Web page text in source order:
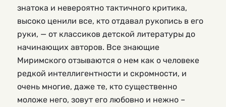
знатока и невероятно тактичного критика,
высоко ценили все, кто отдавал рукопись в его
руки, — от классиков детской литературы до
начинающих авторов. Все знающие
Миримского отзываются о нем как о человеке
редкой интеллигентности и скромности, и
очень многие, даже те, кто существенно
моложе него, зовут его любовно и нежно –